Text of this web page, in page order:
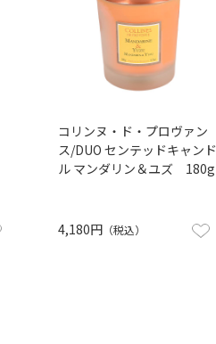
コリンヌ・ド・プロヴァン
ス/DUO センテッドキャンド
ル マンダリン＆ユズ 180g
4,180円 （税込）